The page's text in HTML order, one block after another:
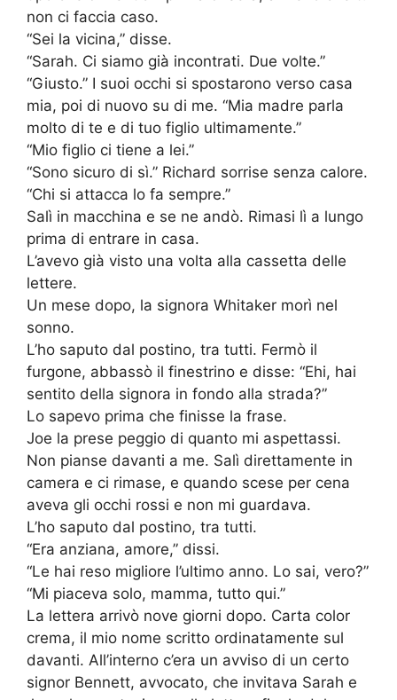
non ci faccia caso.
“Sei la vicina,” disse.
“Sarah. Ci siamo già incontrati. Due volte.”
“Giusto.” I suoi occhi si spostarono verso casa
mia, poi di nuovo su di me. “Mia madre parla
molto di te e di tuo figlio ultimamente.”
“Mio figlio ci tiene a lei.”
“Sono sicuro di sì.” Richard sorrise senza calore.
“Chi si attacca lo fa sempre.”
Salì in macchina e se ne andò. Rimasi lì a lungo
prima di entrare in casa.
L’avevo già visto una volta alla cassetta delle
lettere.
Un mese dopo, la signora Whitaker morì nel
sonno.
L’ho saputo dal postino, tra tutti. Fermò il
furgone, abbassò il finestrino e disse: “Ehi, hai
sentito della signora in fondo alla strada?”
Lo sapevo prima che finisse la frase.
Joe la prese peggio di quanto mi aspettassi.
Non pianse davanti a me. Salì direttamente in
camera e ci rimase, e quando scese per cena
aveva gli occhi rossi e non mi guardava.
L’ho saputo dal postino, tra tutti.
“Era anziana, amore,” dissi.
“Le hai reso migliore l’ultimo anno. Lo sai, vero?”
“Mi piaceva solo, mamma, tutto qui.”
La lettera arrivò nove giorni dopo. Carta color
crema, il mio nome scritto ordinatamente sul
davanti. All’interno c’era un avviso di un certo
signor Bennett, avvocato, che invitava Sarah e